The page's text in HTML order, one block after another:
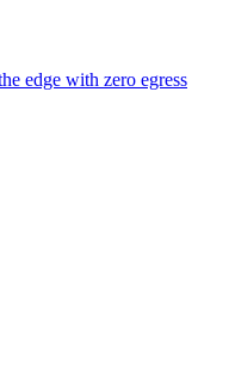
edge with zero egress